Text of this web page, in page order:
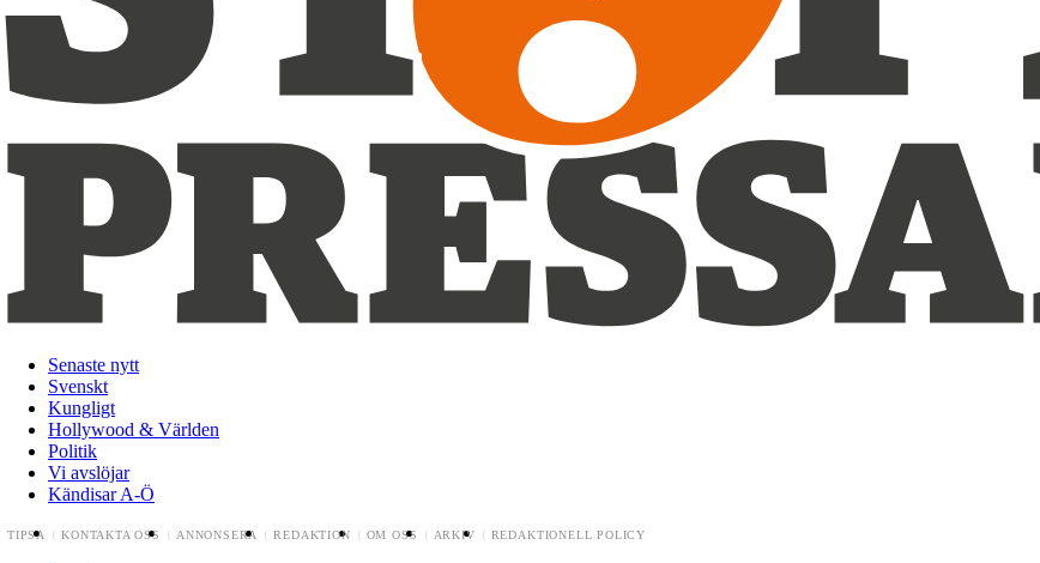
Senaste nytt
Svenskt
Kungligt
Hollywood & Världen
Politik
Vi avslöjar
Kändisar A-Ö
TIPSA KONTAKTA OSS ANNONSERA REDAKTION OM OSS ARKIV REDAKTIONELL POLICY